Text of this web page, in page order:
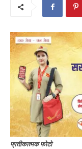
प्रतीकात्मक फोटो